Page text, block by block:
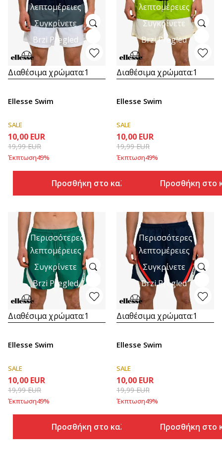
λεπτομέρειες
Συγκρίνετε
Brzi Pregled
Διαθέσιμα χρώματα:1
Ellesse Swim
SALE
10,00 EUR
19,99EUR
Έκπτωση49%
Προσθήκη στο καλάθι
λεπτομέρειες
Συγκρίνετε
Brzi Pregled
Διαθέσιμα χρώματα:1
Ellesse Swim
SALE
10,00 EUR
19,99EUR
Έκπτωση49%
Προσθήκη στο
Περισσότερες
λεπτομέρειες
Συγκρίνετε
Brzi Pregled
Διαθέσιμα χρώματα:1
Ellesse Swim
SALE
10,00 EUR
19,99EUR
Έκπτωση49%
Προσθήκη στο καλάθι
Περισσότερες
λεπτομέρειες
Συγκρίνετε
Brzi Pregled
Διαθέσιμα χρώματα:1
Ellesse Swim
SALE
10,00 EUR
19,99EUR
Έκπτωση49%
Προσθήκη στο